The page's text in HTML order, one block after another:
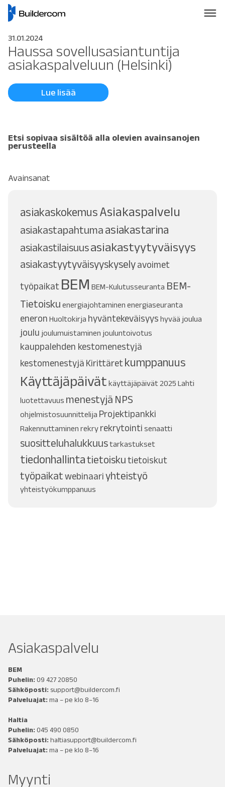
31.01.2024
Haussa sovellusasiantuntija
asiakaspalveluun (Helsinki)
Lue lisää
Etsi sopivaa sisältöä alla olevien avainsanojen
perusteella
Avainsanat
asiakaskokemusAsiakaspalvelu
asiakastapahtuma asiakastarina
asiakastilaisuusasiakastyytyväisyys
asiakastyytyväisyyskyselyavoimet
työpaikat BEM BEM-Kulutusseuranta BEM-
Tietoisku energiajohtaminen energiaseuranta
eneron Huoltokirja hyväntekeväisyys hyvää joulua
joulu joulumuistaminen jouluntoivotus
kauppalehden kestomenestyjä
kestomenestyjä Kirittäretkumppanuus
Käyttäjäpäivät käyttäjäpäivät 2025 Lahti
luotettavuus menestyjä NPS
ohjelmistosuunnittelija Projektipankki
Rakennuttaminen rekry rekrytointi senaatti
suositteluhalukkuustarkastukset
tiedonhallintatietoiskutietoiskut
työpaikatwebinaariyhteistyö
yhteistyökumppanuus
Asiakaspalvelu
BEM
Puhelin: 09 427 20850
Sähköposti: support@buildercom.fi
Palveluajat: ma – pe klo 8–16
Haltia
Puhelin: 045 490 0850
Sähköposti: haltiasupport@buildercom.fi
Palveluajat: ma – pe klo 8–16
Myynti